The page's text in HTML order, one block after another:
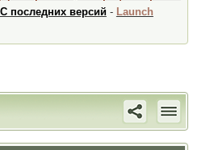
последних версий- Launch